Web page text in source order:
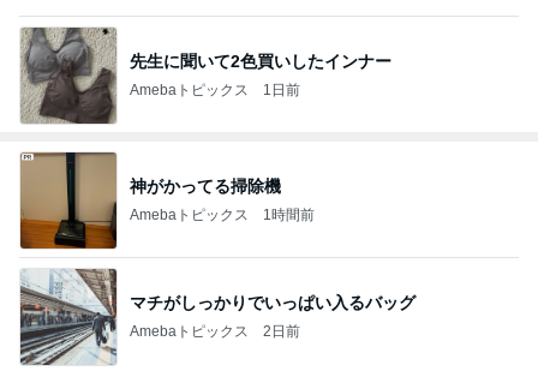
先生に聞いて2色買いしたインナー
Amebaトピックス 1日前
神がかってる掃除機
Amebaトピックス 1時間前
マチがしっかりでいっぱい入るバッグ
Amebaトピックス 2日前